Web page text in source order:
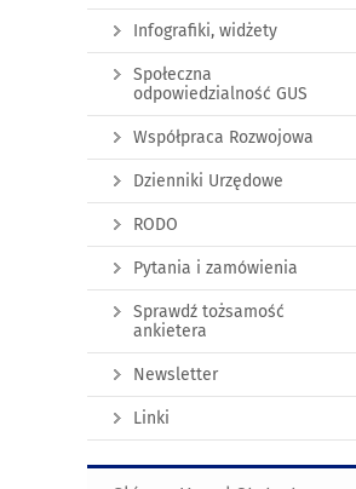
Infografiki, widżety
Społeczna
odpowiedzialność GUS
Współpraca Rozwojowa
Dzienniki Urzędowe
RODO
Pytania i zamówienia
Sprawdź tożsamość
ankietera
Newsletter
Linki